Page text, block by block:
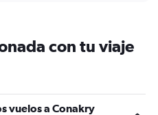
con tu viaje
vuelos a Conakry